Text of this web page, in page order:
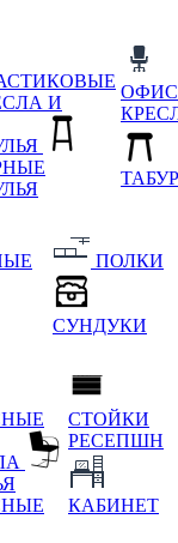
И
ПОЛКИ
СУНДУКИ
СТОЙКИ
РЕСЕПШН
КАБИНЕТ